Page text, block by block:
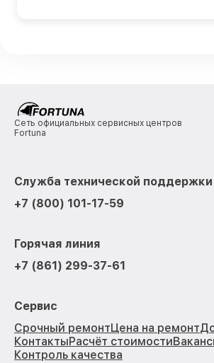
Сеть официальных сервисных центров
Fortuna
Служба технической поддержки
+7 (800) 101-17-59
Горячая линия
+7 (861) 299-37-61
Сервис
Срочный ремонтЦена на ремонт
КонтактыРасчёт стоимости
Контроль качества